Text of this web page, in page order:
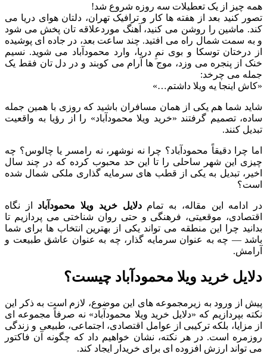
همه چیز از یک تعطیلات سه روزه شروع شد!
تصور کنید بعد از هفته ها کار و ترافیک تهران، دلتان هوای دریا می
کند. ماشین را روشن می کنید، آهنگ موردعلاقه تان پخش می شود
و به سمت شمال راه می افتید. چند ساعت بعد، در جاده ای پوشیده
از درختان توسکا و بوی نمِ دریا، وارد محمودآباد می شوید. نسیم
خنک از پنجره می وزد، موج ها آرام می کوبند و در دل تان فقط یک
جمله می چرخد:
«کاش اینجا یه ویلا داشتم…»
شاید شما هم یکی از همان مسافران باشید که روزی با همین جمله
ساده، تصمیم گرفتند «خرید ویلا محمودآباد» را از رؤیا به واقعیت
تبدیل کنند.
اما چرا دقیقاً محمودآباد؟ چرا نه نوشهر، نه رامسر یا چالوس؟ چه
چیزی این شهر ساحلی را تا این حد محبوب کرده که در چند سال
اخیر، تبدیل به یکی از قطب های سرمایه گذاری ملکی شمال شده
است؟
در ادامه این مقاله، به تمامدلایل خرید ویلا محمودآباد از نگاه
اقتصادی، موقعیتی، فرهنگی و حتی روان شناختی می پردازیم تا
بدانید چرا این منطقه می تواند یکی از بهترین انتخاب ها برای شما
باشد — چه به عنوان سرمایه گذار، چه به عنوان عاشق طبیعت و
آرامش.
دلایل خرید ویلا محمودآباد چیست؟
پیش از ورود به زیرمجموعه های این موضوع، لازم است به ذکر این
نکته بپردازیم که «دلایل خرید ویلا محمودآباد» نه صرفاً مجموعه ای
از مزایا، بلکه ترکیبی از عوامل اقتصادی، اجتماعی، طبیعی و زندگی
روزمره است. در هر نکته، نشان خواهیم داد که چگونه آن فاکتور
می تواند ارزش افزوده ای برای خریدار ایجاد کند.